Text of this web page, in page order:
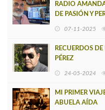
RADIO
DE PASIÓN Y
07-11-2025
RECUERDOS
PÉREZ
24-05-2024
MI PRIMER
ABUELA AÍDA